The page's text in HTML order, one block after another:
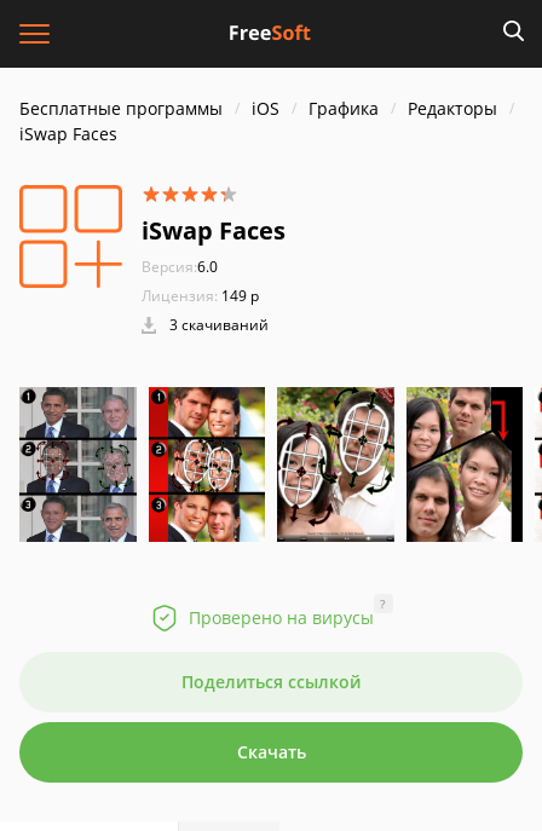
Бесплатные программы iOS Графика
Редакторы
iSwap Faces
iSwap Faces
Версия:6.0
Лицензия: 149 р
3 скачиваний
Проверено на вирусы
?
Поделиться ссылкой
Скачать